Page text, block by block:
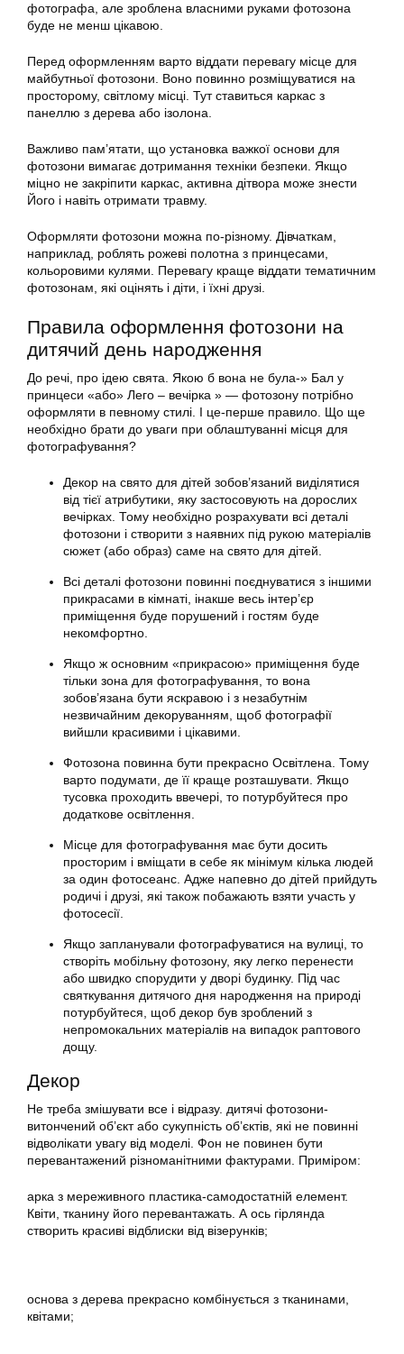
фотографа, але зроблена власними руками фотозона
буде не менш цікавою.
Перед оформленням варто віддати перевагу місце для
майбутньої фотозони. Воно повинно розміщуватися на
просторому, світлому місці. Тут ставиться каркас з
панеллю з дерева або ізолона.
Важливо пам’ятати, що установка важкої основи для
фотозони вимагає дотримання техніки безпеки. Якщо
міцно не закріпити каркас, активна дітвора може знести
Його і навіть отримати травму.
Оформляти фотозони можна по-різному. Дівчаткам,
наприклад, роблять рожеві полотна з принцесами,
кольоровими кулями. Перевагу краще віддати тематичним
фотозонам, які оцінять і діти, і їхні друзі.
Правила оформлення фотозони на
дитячий день народження
До речі, про ідею свята. Якою б вона не була-» Бал у
принцеси «або» Лего – вечірка » — фотозону потрібно
оформляти в певному стилі. І це-перше правило. Що ще
необхідно брати до уваги при облаштуванні місця для
фотографування?
Декор на свято для дітей зобов’язаний виділятися
від тієї атрибутики, яку застосовують на дорослих
вечірках. Тому необхідно розрахувати всі деталі
фотозони і створити з наявних під рукою матеріалів
сюжет (або образ) саме на свято для дітей.
Всі деталі фотозони повинні поєднуватися з іншими
прикрасами в кімнаті, інакше весь інтер’єр
приміщення буде порушений і гостям буде
некомфортно.
Якщо ж основним «прикрасою» приміщення буде
тільки зона для фотографування, то вона
зобов’язана бути яскравою і з незабутнім
незвичайним декоруванням, щоб фотографії
вийшли красивими і цікавими.
Фотозона повинна бути прекрасно Освітлена. Тому
варто подумати, де її краще розташувати. Якщо
тусовка проходить ввечері, то потурбуйтеся про
додаткове освітлення.
Місце для фотографування має бути досить
просторим і вміщати в себе як мінімум кілька людей
за один фотосеанс. Адже напевно до дітей прийдуть
родичі і друзі, які також побажають взяти участь у
фотосесії.
Якщо запланували фотографуватися на вулиці, то
створіть мобільну фотозону, яку легко перенести
або швидко спорудити у дворі будинку. Під час
святкування дитячого дня народження на природі
потурбуйтеся, щоб декор був зроблений з
непромокальних матеріалів на випадок раптового
дощу.
Декор
Не треба змішувати все і відразу. дитячі фотозони-
витончений об’єкт або сукупність об’єктів, які не повинні
відволікати увагу від моделі. Фон не повинен бути
перевантажений різноманітними фактурами. Приміром:
арка з мереживного пластика-самодостатній елемент.
Квіти, тканину його перевантажать. А ось гірлянда
створить красиві відблиски від візерунків;
основа з дерева прекрасно комбінується з тканинами,
квітами;